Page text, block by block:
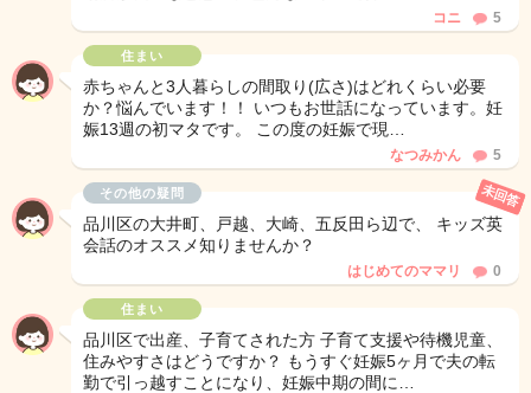
コニ 5
住まい
赤ちゃんと3人暮らしの間取り(広さ)はどれくらい必要
か？悩んでいます！！ いつもお世話になっています。妊
娠13週の初マタです。 この度の妊娠で現…
なつみかん 5
その他の疑問
品川区の大井町、戸越、大崎、五反田ら辺で、 キッズ英
会話のオススメ知りませんか？
未回答
はじめてのママリ 0
住まい
品川区で出産、子育てされた方 子育て支援や待機児童、
住みやすさはどうですか？ もうすぐ妊娠5ヶ月で夫の転
勤で引っ越すことになり、妊娠中期の間に…